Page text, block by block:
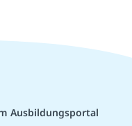
Ausbildungsportal